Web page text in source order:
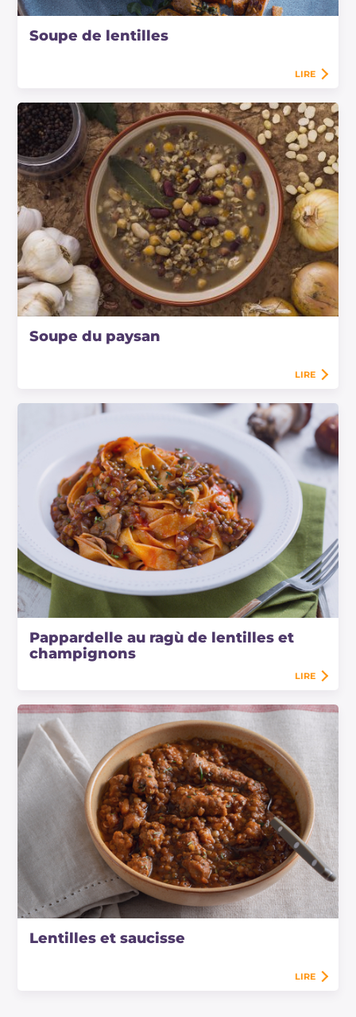
Soupe de lentilles
LIRE
Soupe du paysan
LIRE
Pappardelle au ragù de lentilles et
champignons
LIRE
Lentilles et saucisse
LIRE